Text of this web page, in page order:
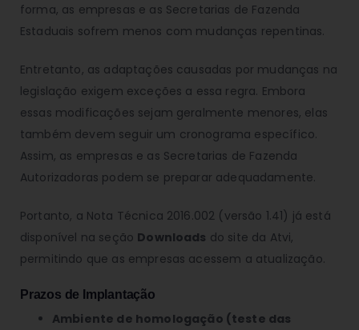
forma, as empresas e as Secretarias de Fazenda
Estaduais sofrem menos com mudanças repentinas.
Entretanto, as adaptações causadas por mudanças na
legislação exigem exceções a essa regra. Embora
essas modificações sejam geralmente menores, elas
também devem seguir um cronograma específico.
Assim, as empresas e as Secretarias de Fazenda
Autorizadoras podem se preparar adequadamente.
Portanto, a Nota Técnica 2016.002 (versão 1.41) já está
disponível na seção Downloads do site da Atvi,
permitindo que as empresas acessem a atualização.
Prazos de Implantação
Ambiente de homologação (teste das